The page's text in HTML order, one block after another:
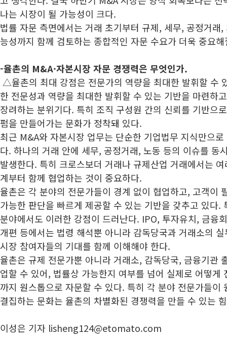
나는 시장이 될 가능성이 크다.
법률 자문 측면에서는 거래 초기부터 규제, 세무, 공정거래
능성까지 함께 검토하는 종합적인 자문 수요가 더욱 중요
-율촌의 M&A·자본시장 자문 경쟁력은 무엇인가.
△율촌의 최대 강점은 전문가의 역량을 최대한 발휘할 수
한 전문성과 역량을 최대한 발휘할 수 있는 기반을 마련하
장려하는 분위기다. 특히 조직 구성원 간의 신뢰를 기반으
펌을 만들어가는 문화가 정착돼 있다.
최근 M&A와 자본시장 업무는 단순한 기업법무 지식만으
다. 하나의 거래 안에 세무, 공정거래, 노동 등의 이슈를 동
발생한다. 특히 크로스보더 거래나 규제산업 거래에서는
계부터 함께 협업하는 것이 중요하다.
율촌은 각 분야의 전문가들이 경계 없이 협업하고, 고객이
가능한 판단을 빠르게 제공할 수 있는 기반을 갖추고 있다.
분야에서도 이러한 강점이 드러난다. IPO, 투자유치, 금융
개편 등에서는 법령 해석뿐 아니라 감독당국과 거래소의
시장 참여자들의 기대를 함께 이해해야 한다.
율촌은 규제 전문가뿐 아니라 거래소, 감독당국, 금융기관
업할 수 있어, 법률상 가능한지 여부를 넘어 실제로 어떻게
까지 원스톱으로 자문할 수 있다. 특히 각 분야 전문가들이
결집하는 문화는 율촌의 차별화된 경쟁력을 만들 수 있는
이성은 기자 lisheng124@etomato.com